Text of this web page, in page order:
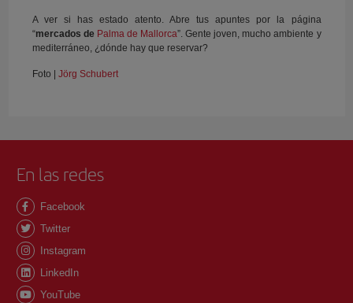
A ver si has estado atento. Abre tus apuntes por la página
“mercados de Palma de Mallorca”. Gente joven, mucho ambiente y
mediterráneo, ¿dónde hay que reservar?
Foto | Jörg Schubert
En las redes
Facebook
Twitter
Instagram
LinkedIn
YouTube